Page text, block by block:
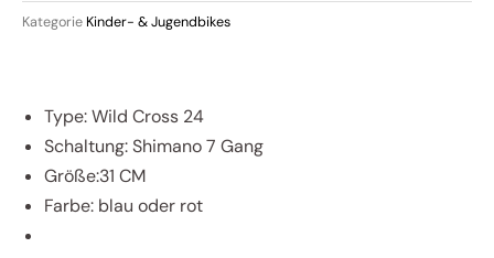
Kategorie Kinder- & Jugendbikes
Type: Wild Cross 24
Schaltung: Shimano 7 Gang
Größe:31 CM
Farbe: blau oder rot